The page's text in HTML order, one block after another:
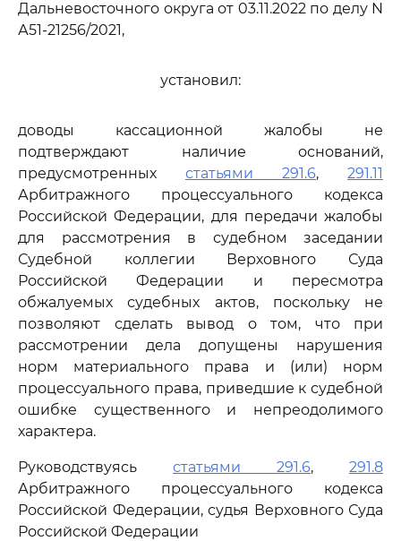
Дальневосточного округа от 03.11.2022 по делу N
А51-21256/2021,
установил:
доводы кассационной жалобы не
подтверждают наличие оснований,
предусмотренных статьями 291.6, 291.11
Арбитражного процессуального кодекса
Российской Федерации, для передачи жалобы
для рассмотрения в судебном заседании
Судебной коллегии Верховного Суда
Российской Федерации и пересмотра
обжалуемых судебных актов, поскольку не
позволяют сделать вывод о том, что при
рассмотрении дела допущены нарушения
норм материального права и (или) норм
процессуального права, приведшие к судебной
ошибке существенного и непреодолимого
характера.
Руководствуясь статьями 291.6, 291.8
Арбитражного процессуального кодекса
Российской Федерации, судья Верховного Суда
Российской Федерации